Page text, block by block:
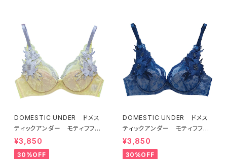
DOMESTIC UNDER ドメス
ティックアンダー モティフフル
ール ブラジャー（レモネード）
D2255 送料無料
¥3,850
30%OFF
DOMESTIC UNDER ドメス
ティックアンダー モティフフル
ール ブラジャー（ブルー）D22
55
¥3,850
30%OFF